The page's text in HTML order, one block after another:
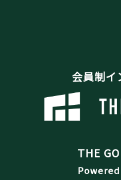
会員制イ
THE
Powered